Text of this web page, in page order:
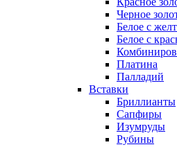
Черное
Белое с
Белое с
Платина
Палладий
Вставки
Бриллианты
Сапфиры
Изумруды
Рубины